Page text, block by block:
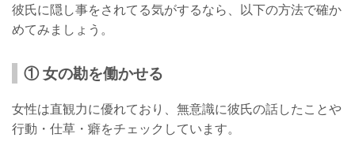
彼氏に隠し事をされてる気がするなら、以下の方法で確か
めてみましょう。
① 女の勘を働かせる
女性は直観力に優れており、無意識に彼氏の話したことや
行動・仕草・癖をチェックしています。